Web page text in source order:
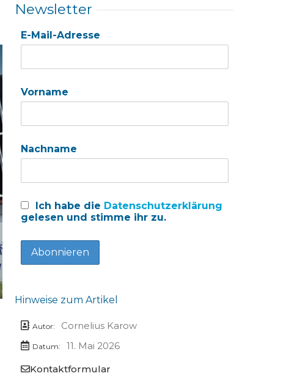
Newsletter
E-Mail-Adresse
Vorname
Nachname
Ich habe die Datenschutzerklärung
gelesen und stimme ihr zu.
Hinweise zum Artikel
Autor: Cornelius Karow
Datum:
11. Mai 2026
Kontaktformular